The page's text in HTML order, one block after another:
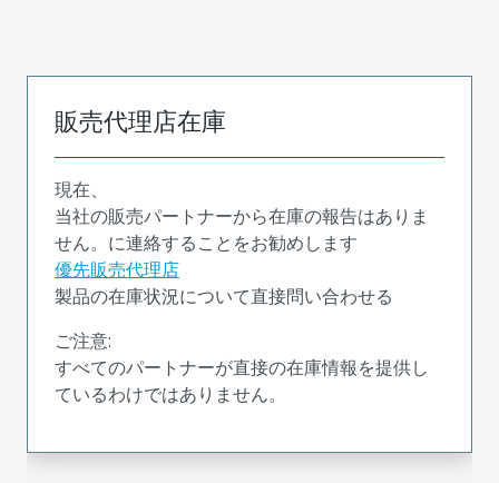
販売代理店在庫
現在、
当社の販売パートナーから在庫の報告はありま
せん。に連絡することをお勧めします
優先販売代理店
製品の在庫状況について直接問い合わせる
ご注意:
すべてのパートナーが直接の在庫情報を提供し
ているわけではありません。